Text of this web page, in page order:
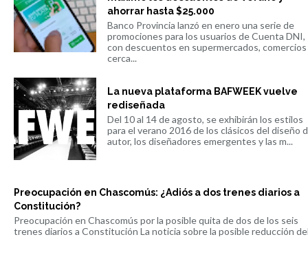
ahorrar hasta $25.000
Banco Provincia lanzó en enero una serie de
promociones para los usuarios de Cuenta DNI,
con descuentos en supermercados,
cerca...
La nueva plataforma BAFWEEK vuelve
rediseñada
Del 10 al 14 de agosto, se exhibirán los estilos
para el verano 2016 de los clásicos del diseño
autor, los diseñadores emergentes y las m...
Preocupación en Chascomús: ¿Adiós a dos trenes diarios a
Constitución?
Preocupación en Chascomús por la posible quita de dos de los seis
trenes diarios a Constitución La noticia sobre la posible reducción